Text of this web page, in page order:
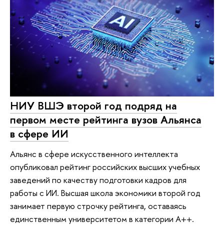
НИУ ВШЭ второй год подряд на
первом месте рейтинга вузов Альянса
в сфере ИИ
Альянс в сфере искусственного интеллекта
опубликовал рейтинг российских высших учебных
заведений по качеству подготовки кадров для
работы с ИИ. Высшая школа экономики второй год
занимает первую строчку рейтинга, оставаясь
единственным университетом в категории A++.